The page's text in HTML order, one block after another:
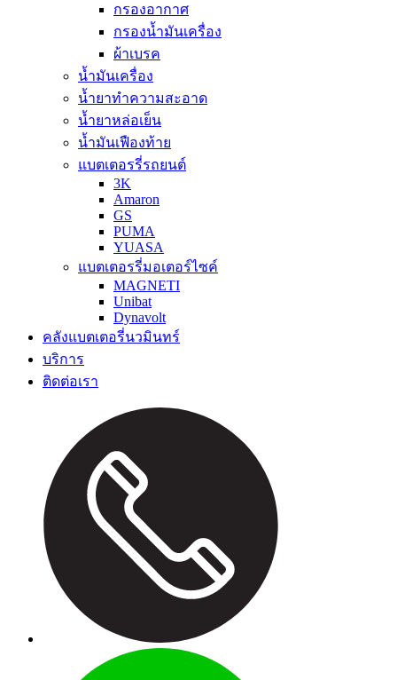
กรองอากาศ
กรองน้ำมันเครื่อง
ผ้าเบรค
น้ำมันเครื่อง
น้ำยาทำความสะอาด
น้ำยาหล่อเย็น
น้ำมันเฟืองท้าย
แบตเตอรรี่รถยนต์
3K
Amaron
GS
PUMA
YUASA
แบตเตอรรี่มอเตอร์ไซค์
MAGNETI
Unibat
Dynavolt
คลังแบตเตอรี่นวมินทร์
บริการ
ติดต่อเรา